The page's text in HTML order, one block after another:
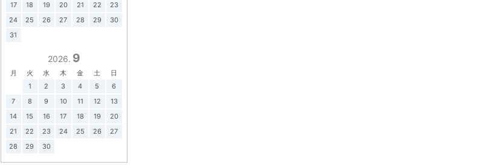
17
18 19 20 21 22
23
24
25 26 27 28 29
30
31
2026. 9
月 火 水 木 金 土
日
1
2 3 4 5
6
7
8 9 10 11 12
13
14
15 16 17 18 19
20
21
22 23 24 25 26
27
28
29 30